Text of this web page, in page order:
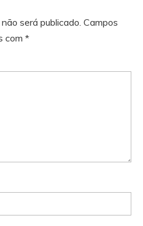
será publicado. Campos
com *